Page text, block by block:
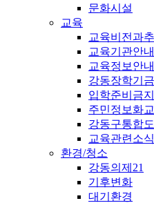
문화시설
교육
교육비전과
교육기관안내
교육정보안내
강동장학기금
입학준비금
주민정보화
강동구통합
교육관련소식
환경/청소
강동의제21
기후변화
대기환경